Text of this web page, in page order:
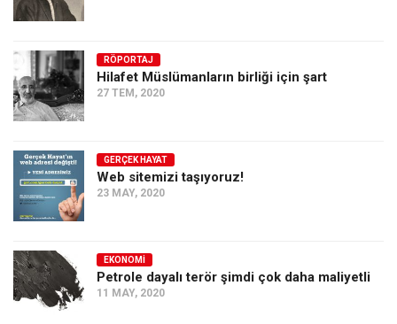
RÖPORTAJ
Hilafet Müslümanların birliği için şart
27 TEM, 2020
GERÇEK HAYAT
Web sitemizi taşıyoruz!
23 MAY, 2020
EKONOMI
Petrole dayalı terör şimdi çok daha maliyetli
11 MAY, 2020